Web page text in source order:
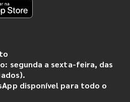
segunda a sexta-feira, das
disponível para todo o